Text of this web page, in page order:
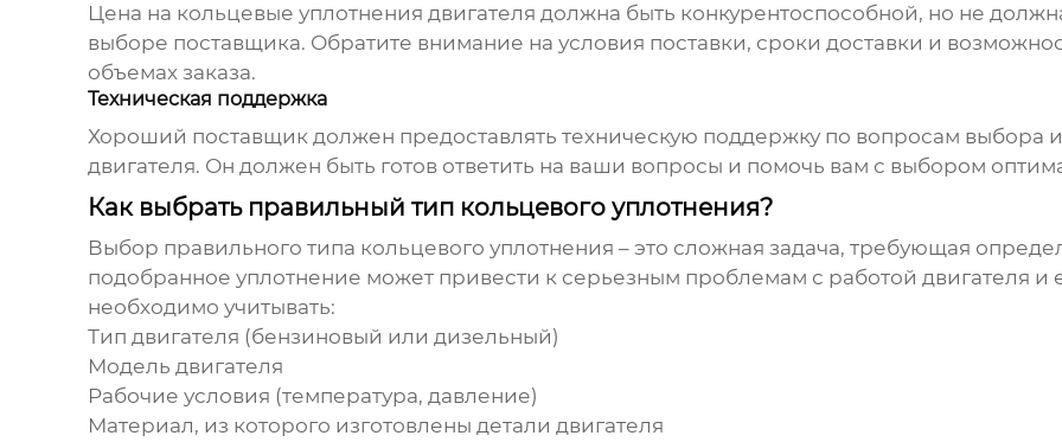
Цена на кольцевые уплотнения двигателя должна быть конкурентоспособной, но не
выборе поставщика. Обратите внимание на условия поставки, сроки доставки и
объемах заказа.
Техническая поддержка
Хороший поставщик должен предоставлять техническую поддержку по вопросам выбора
двигателя. Он должен быть готов ответить на ваши вопросы и помочь вам с выбором
Как выбрать правильный тип кольцевого уплотнения?
Выбор правильного типа кольцевого уплотнения – это сложная задача, требующая
подобранное уплотнение может привести к серьезным проблемам с работой двигателя
необходимо учитывать:
Тип двигателя (бензиновый или дизельный)
Модель двигателя
Рабочие условия (температура, давление)
Материал, из которого изготовлены детали двигателя